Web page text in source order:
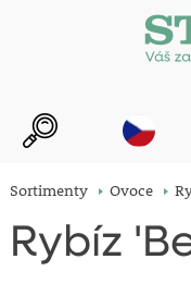
Sortimenty Ovoce
Rybíz